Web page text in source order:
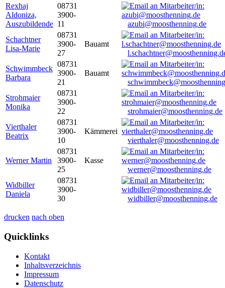
Rexhaj
Aldoniza,
Auszubildende
08731
3900-
11
azubi@moosthenning.de
Schachtner
Lisa-Marie
08731
3900-
27
Bauamt
Schwimmbeck
Barbara
08731
3900-
21
Bauamt
Strohmaier
Monika
08731
3900-
22
strohmaier@moosthenning.de
Vierthaler
Beatrix
08731
3900-
10
Kämmerei
vierthaler@moosthenning.de
Werner Martin
08731
3900-
25
Kasse
werner@moosthenning.de
Widbiller
Daniela
08731
3900-
30
widbiller@moosthenning.de
drucken nach oben
Quicklinks
Kontakt
Inhaltsverzeichnis
Impressum
Datenschutz